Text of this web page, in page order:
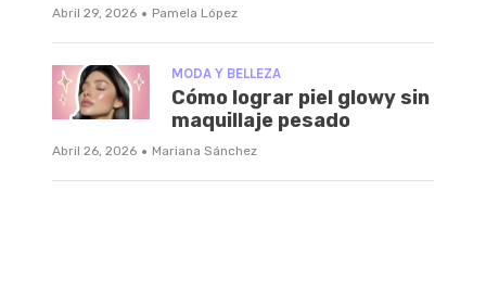
Abril 29, 2026 · Pamela López
MODA Y BELLEZA
Cómo lograr piel glowy sin
maquillaje pesado
Abril 26, 2026 · Mariana Sánchez